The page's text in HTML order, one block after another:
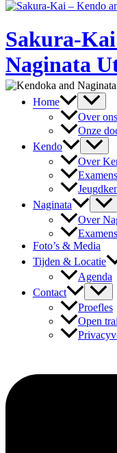
Skip
content
Sakura-
Naginata
Home
Menu
Toggle
Over ons
Onze
Kendo
Menu
Toggle
Over
Examens
Naginata
Menu
Over
Examens
Foto’s & Media
Tijden & Locatie
Agenda
Contact
Menu
Toggle
Proefles
Open